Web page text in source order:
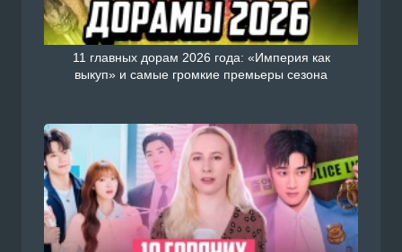
11 главных дорам 2026 года: «Империя как
выкуп» и самые громкие премьеры сезона